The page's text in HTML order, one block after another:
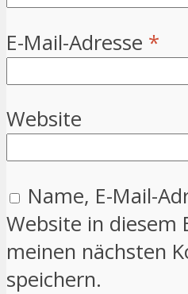
E-Mail-Adresse *
Website
Name, E-Mail-
Website in diesem
meinen nächsten
speichern.